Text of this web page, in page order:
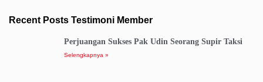
Recent Posts Testimoni Member
Perjuangan Sukses Pak Udin Seorang Supir Taksi
Selengkapnya »